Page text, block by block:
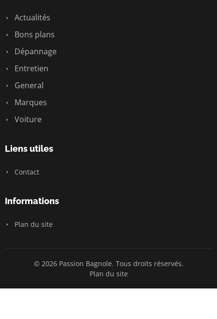
Actualités
Bons plans
Dépannage
Entretien
General
Marques
Voiture
Liens utiles
Contact
Informations
Plan du site
© 2026 Passion Bagnole. Tous droits réservés.
Plan du site